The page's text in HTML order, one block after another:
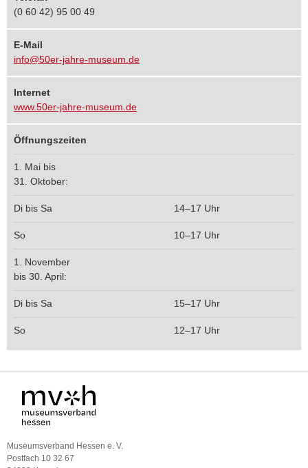
(0 60 42) 95 00 49
E-Mail
info@50er-jahre-museum.de
Internet
www.50er-jahre-museum.de
Öffnungszeiten
1. Mai bis
31. Oktober:
Di bis Sa 14–17 Uhr
So 10–17 Uhr
1. November
bis 30. April:
Di bis Sa 15–17 Uhr
So 12–17 Uhr
Museumsverband Hessen e. V.
Postfach 10 32 67